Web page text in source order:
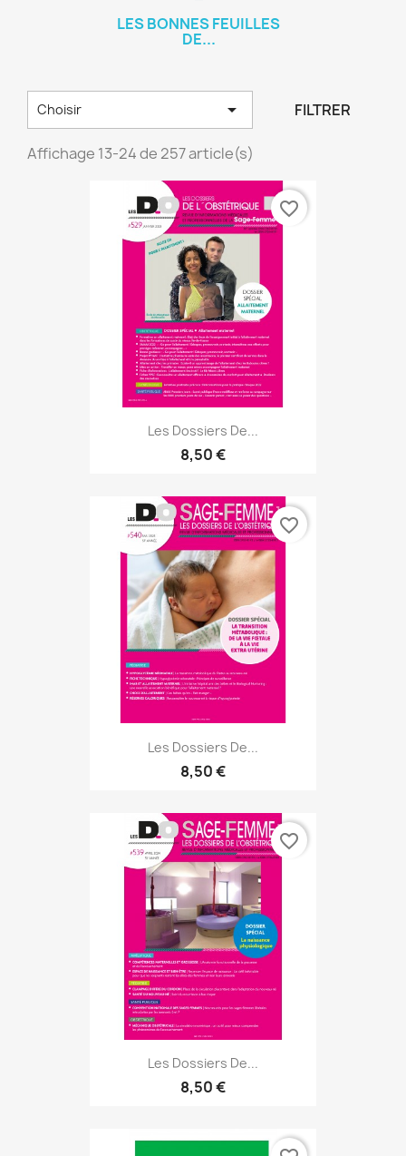
LES BONNES FEUILLES
DE...
Choisir  FILTRER
Affichage 13-24 de 257 article(s)
Les Dossiers De...
8,50 €
favorite_border
Les Dossiers De...
8,50 €
favorite_border
Les Dossiers De...
8,50 €
favorite_border